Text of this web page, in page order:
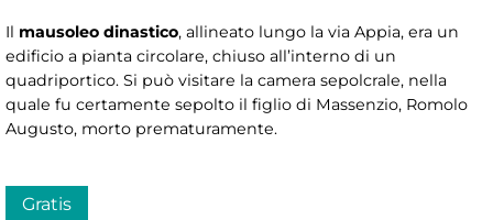
Il mausoleo dinastico, allineato lungo la via Appia, era un
edificio a pianta circolare, chiuso all’interno di un
quadriportico. Si può visitare la camera sepolcrale, nella
quale fu certamente sepolto il figlio di Massenzio, Romolo
Augusto, morto prematuramente.
Gratis